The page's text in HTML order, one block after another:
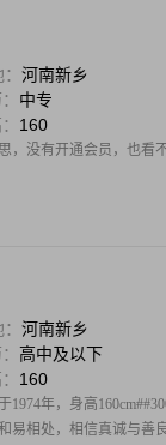
河南新乡
中专
160
，没有开通会员，也看
河南新乡
高中及以下
160
年，身高
易相处，相信真诚与善